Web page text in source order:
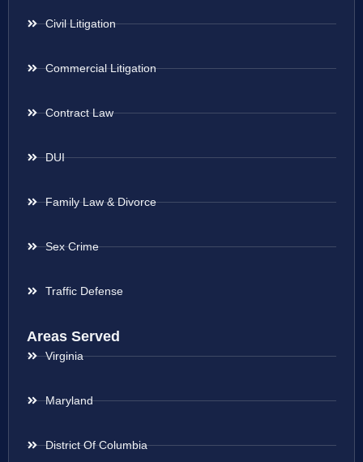
Civil Litigation
Commercial Litigation
Contract Law
DUI
Family Law & Divorce
Sex Crime
Traffic Defense
Areas Served
Virginia
Maryland
District Of Columbia